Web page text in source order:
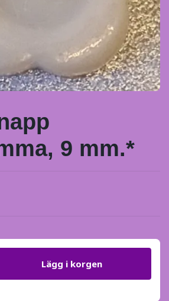
9 mm.*
Lägg i korgen